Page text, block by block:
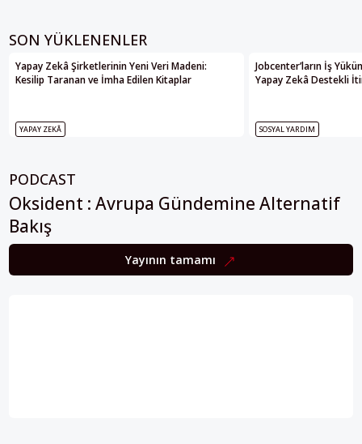
SON YÜKLENENLER
Yapay Zekâ Şirketlerinin Yeni Veri Madeni:
Kesilip Taranan ve İmha Edilen Kitaplar
YAPAY ZEKÂ
Jobcenter’ların İş
Yapay Zekâ Destekli
SOSYAL YARDIM
PODCAST
Oksident : Avrupa Gündemine Alternatif
Bakış
Yayının tamamı